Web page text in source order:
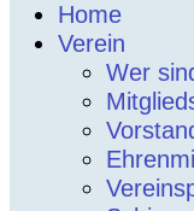
Home
Verein
Wer